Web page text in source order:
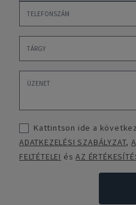
Kattintson ide a
ADATKEZELÉSI SZABÁLYZAT,
FELTÉTELEI ésAZ